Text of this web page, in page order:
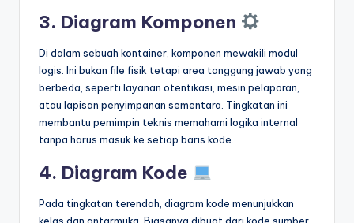
3. Diagram Komponen
Di dalam sebuah kontainer, komponen mewakili modul
logis. Ini bukan file fisik tetapi area tanggung jawab yang
berbeda, seperti layanan otentikasi, mesin pelaporan,
atau lapisan penyimpanan sementara. Tingkatan ini
membantu pemimpin teknis memahami logika internal
tanpa harus masuk ke setiap baris kode.
4. Diagram Kode
Pada tingkatan terendah, diagram kode menunjukkan